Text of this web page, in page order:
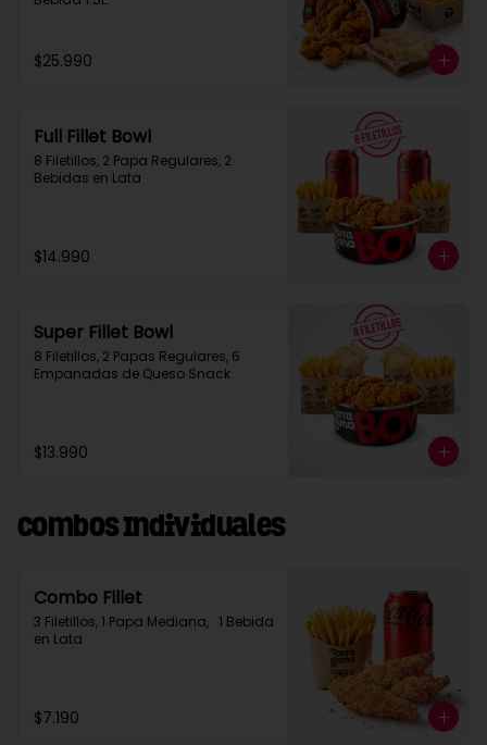
$25.990
Full Fillet Bowl
8 Filetillos, 2 Papa Regulares, 2
Bebidas en Lata
$14.990
Super Fillet Bowl
8 Filetillos, 2 Papas Regulares, 6
Empanadas de Queso Snack
$13.990
Combos Individuales
Combo Fillet
3 Filetillos, 1 Papa Mediana,   1 Bebida
en Lata
$7.190